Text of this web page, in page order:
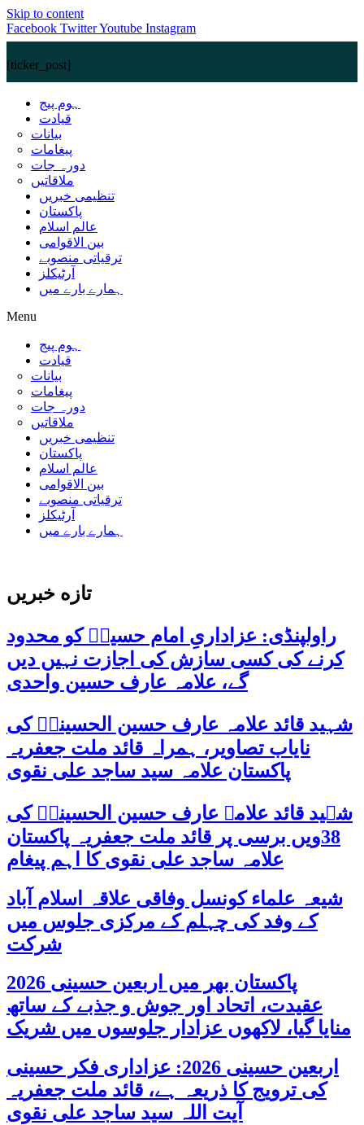
Skip to content
Facebook TwitterYoutube Instagram
[ticker_post]
ہوم پیج
قیادت
بیانات
پیغامات
دورہ جات
ملاقاتیں
تنظیمی خبریں
پاکستان
عالم اسلام
بین الاقوامی
ترقیاتی منصوبے
آرٹیکلز
ہمارے بارے میں
Menu
ہوم پیج
قیادت
بیانات
پیغامات
دورہ جات
ملاقاتیں
تنظیمی خبریں
پاکستان
عالم اسلام
بین الاقوامی
ترقیاتی منصوبے
آرٹیکلز
ہمارے بارے میں
تازه خبریں
راولپنڈی: عزاداریِ امام حسینؑ کو محدود
کرنے کی کسی سازش کی اجازت نہیں دیں
گے، علامہ عارف حسین واحدی
شہید قائد علامہ عارف حسین الحسینیؒ کی
نایاب تصاویر، ہمراہ قائد ملت جعفریہ
پاکستان علامہ سید ساجد علی نقوی
شہید قائد علامہ عارف حسین الحسینیؒ کی
38ویں برسی پر قائد ملت جعفریہ پاکستان
علامہ ساجد علی نقوی کا اہم پیغام
شیعہ علماء کونسل وفاقی علاقہ اسلام آباد
کے وفد کی چہلم کے مرکزی جلوس میں
شرکت
پاکستان بھر میں اربعین حسینی 2026
عقیدت، اتحاد اور جوش و جذبے کے ساتھ
منایا گیا، لاکھوں عزادار جلوسوں میں شریک
اربعین حسینی 2026: عزاداری فکر حسینی
کی ترویج کا ذریعہ ہے، قائد ملت جعفریہ
آیت اللہ سید ساجد علی نقوی